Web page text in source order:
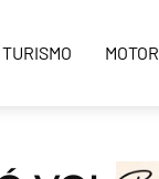
TURISMO MOTOR